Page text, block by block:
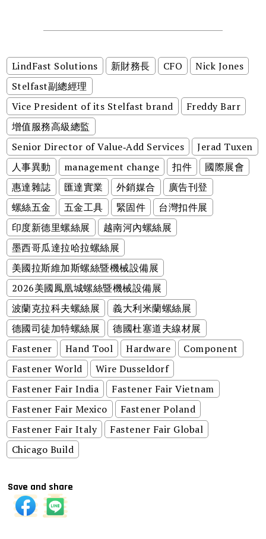
LindFast Solutions 新財務長 CFO
Nick Jones
Stelfast副總經理
Vice President of its Stelfast brand
Freddy Barr
增值服務高級總監
Senior Director of Value‑Add Services
Jerad Tuxen
人事異動
management change 扣件
國際展會
惠達雜誌
匯達實業 外銷媒合
廣告刊登
螺絲五金
五金工具 緊固件
台灣扣件展
印度新德里螺絲展
越南河內螺絲展
墨西哥瓜達拉哈拉螺絲展
美國拉斯維加斯螺絲暨機械設備展
2026美國鳳凰城螺絲暨機械設備展
波蘭克拉科夫螺絲展
義大利米蘭螺絲展
德國司徒加特螺絲展
德國杜塞道夫線材展
Fastener
Hand Tool Hardware
Component
Fastener World
Wire Dusseldorf
Fastener Fair India
Fastener Fair Vietnam
Fastener Fair Mexico
Fastener Poland
Fastener Fair Italy
Fastener Fair Global
Chicago Build
Save and share